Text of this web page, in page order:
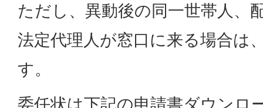
ただし、異動後の同一世帯人、
法定代理人が窓口に来る場合は
す。
委任状は下記の申請書ダウンロ